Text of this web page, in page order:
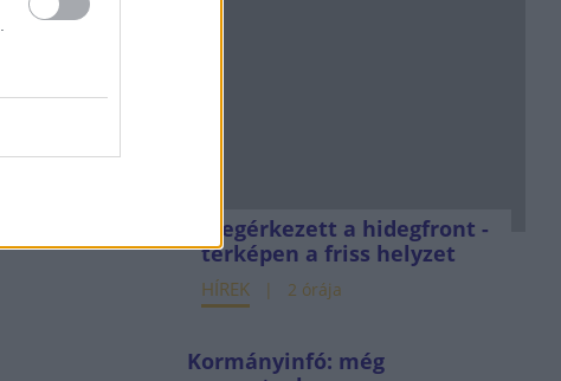
Megérkezett a hidegfront -
térképen a friss helyzet
HÍREK 2 órája
Kormányinfó: még